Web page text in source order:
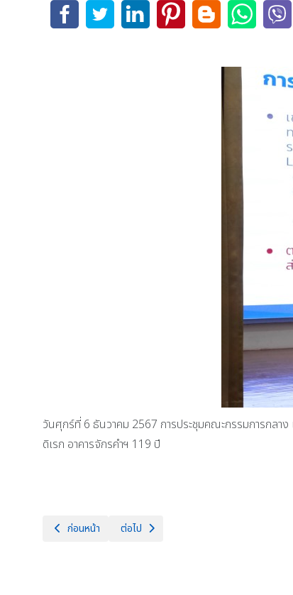
วันศุกร์ที่ 6 ธันวาคม 2567 การประชุมคณะกรรมการกลา
ดิเรก อาคารจักรคำฯ 119 ปี
เนื้อหาก่อนหน้า: นักเรียนจักรคำฯ คว้ารางวัลชนะเลิศ การปร
ก่อนหน้า เนื้อหาถัดไป: โรงเรียนจักรคำคณาทร จังหวั
ต่อไป